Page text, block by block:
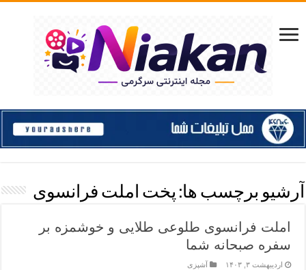
آرشیو برچسب ها:پخت املت فرانسوی
املت فرانسوی طلوعی طلایی و خوشمزه بر
سفره صبحانه شما
اردیبهشت ۳, ۱۴۰۳ آشپزی